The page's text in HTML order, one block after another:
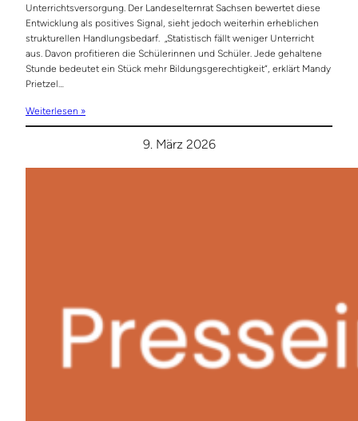
Unterrichtsversorgung. Der Landeselternrat Sachsen bewertet diese
Entwicklung als positives Signal, sieht jedoch weiterhin erheblichen
strukturellen Handlungsbedarf. „Statistisch fällt weniger Unterricht
aus. Davon profitieren die Schülerinnen und Schüler. Jede gehaltene
Stunde bedeutet ein Stück mehr Bildungsgerechtigkeit“, erklärt Mandy
Prietzel…
Weiterlesen »
9. März 2026